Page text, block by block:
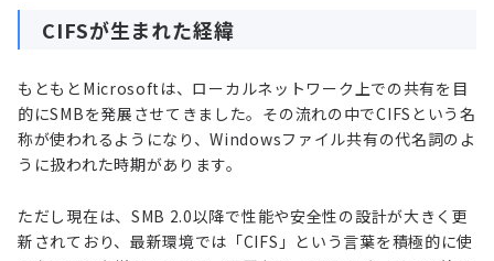
CIFSが生まれた経緯
もともとMicrosoftは、ローカルネットワーク上での共有を目
的にSMBを発展させてきました。その流れの中でCIFSという名
称が使われるようになり、Windowsファイル共有の代名詞のよ
うに扱われた時期があります。
ただし現在は、SMB 2.0以降で性能や安全性の設計が大きく更
新されており、最新環境では「CIFS」という言葉を積極的に使